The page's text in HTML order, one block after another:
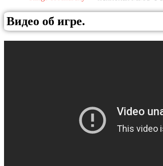
Видео об игре.